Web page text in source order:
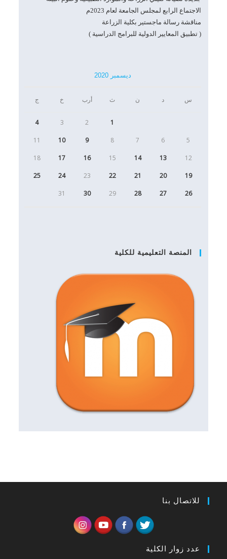
الاجتماع الرابع لمجلس الجامعة لعام 2023م
مناقشة رسالة ماجستير بكلية الزراعة
( تطبيق المعايير الدولية للبرامج الدراسية )
ديسمبر 2020
س د ن ث أرب خ ج
1
2
3
4
5
6
7
8
9
10
11
12
13
14
15
16
17
18
19
20
21
22
23
24
25
26
27
28
29
30
31
المنصة التعليمية للكلية
للاتصال بنا
عدد زوار الكلية